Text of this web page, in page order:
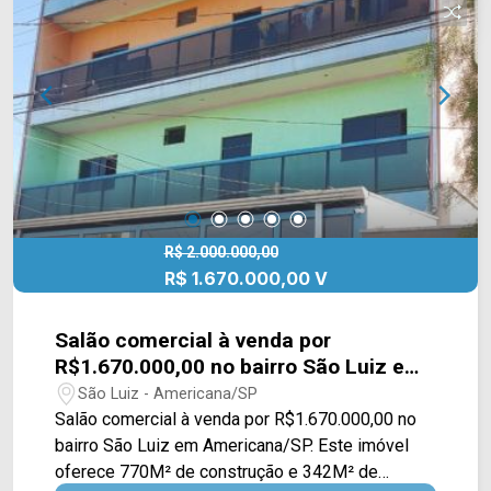
agende a sua visita!! WhatsApp e Telefone: (19)
3475-4546 ARBIX IMÓVEIS - Presente em cada
mudança!
R$ 2.000.000,00
R$ 1.670.000,00 V
Salão comercial à venda por
R$1.670.000,00 no bairro São Luiz em
Americana/SP
São Luiz - Americana/SP
Salão comercial à venda por R$1.670.000,00 no
bairro São Luiz em Americana/SP. Este imóvel
oferece 770M² de construção e 342M² de